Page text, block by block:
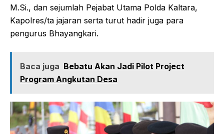
M.Si., dan sejumlah Pejabat Utama Polda Kaltara,
Kapolres/ta jajaran serta turut hadir juga para
pengurus Bhayangkari.
Baca juga Bebatu Akan Jadi Pilot Project
Program Angkutan Desa